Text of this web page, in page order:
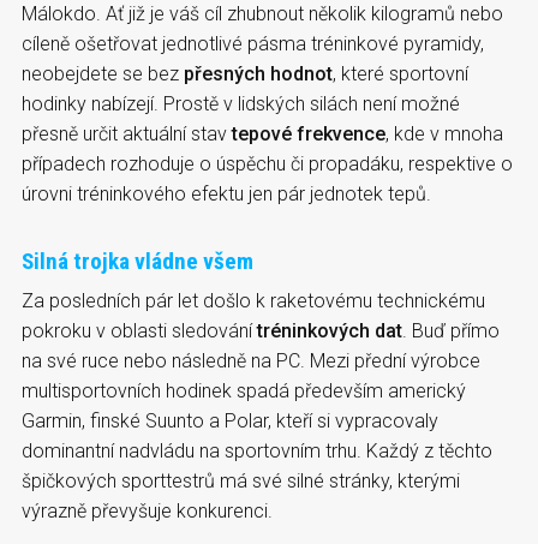
Málokdo. Ať již je váš cíl zhubnout několik kilogramů nebo
cíleně ošetřovat jednotlivé pásma tréninkové pyramidy,
neobejdete se bez přesných hodnot, které sportovní
hodinky nabízejí. Prostě v lidských silách není možné
přesně určit aktuální stavtepové frekvence, kde v mnoha
případech rozhoduje o úspěchu či propadáku, respektive o
úrovni tréninkového efektu jen pár jednotek tepů.
Silná trojka vládne všem
Za posledních pár let došlo k raketovému technickému
pokroku v oblasti sledovánítréninkových dat . Buď přímo
na své ruce nebo následně na PC. Mezi přední výrobce
multisportovních hodinek spadá především americký
Garmin, finské Suunto a Polar, kteří si vypracovaly
dominantní nadvládu na sportovním trhu. Každý z těchto
špičkových sporttestrů má své silné stránky, kterými
výrazně převyšuje konkurenci.